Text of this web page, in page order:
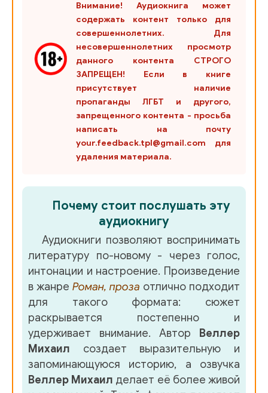
Внимание! Аудиокнига может
содержать контент только для
совершеннолетних. Для
несовершеннолетних просмотр
данного контента СТРОГО
ЗАПРЕЩЕН! Если в книге
присутствует наличие
пропаганды ЛГБТ и другого,
запрещенного контента - просьба
написать на почту
your.feedback.tpl@gmail.com для
удаления материала.
Почему стоит послушать эту
аудиокнигу
Аудиокниги позволяют воспринимать
литературу по-новому - через голос,
интонации и настроение. Произведение
в жанре Роман, проза отлично подходит
для такого формата: сюжет
раскрывается постепенно и
удерживает внимание. Автор
Веллер
Михаил создает выразительную и
запоминающуюся историю, а озвучка
Веллер Михаил делает её более живой